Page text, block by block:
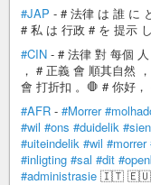
#JAP - # 法律 は 誰 に
# 私 は 行政 # を 提
#CIN - # 法律 對 每個
， # 正義 會 順其自然
會 打折扣 。🛑 # 你好
#AFR - #Morrer
#wil #ons #duidelik #sien
#uiteindelik #wil #morrer
#inligting #sal #dit
#administrasie 🇮🇹 🇪🇺